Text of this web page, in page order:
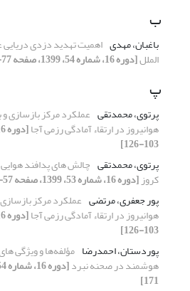
ب
باغبان، مهدی اهمیت تهدید دزدی دریایی
الملل[دوره 16، شماره 54، 1399، صفحه 77-98]
پ
پرتوی، محمدتقی عملکرد مرکز بازسازی
هوانیروز در ارتقاء آمادگی رزمی آجا
103-126]
پرتوی، محمدتقی چالش های پدافند
کروز[دوره 16، شماره 53، 1399، صفحه 57-77]
پور جعفری، مرتضی عملکرد مرکز
هوانیروز در ارتقاء آمادگی رزمی آجا
103-126]
پوردستان، احمدرضا مؤلفه‌ها و ویژگی
هوشمند در صحنه نبرد
171]